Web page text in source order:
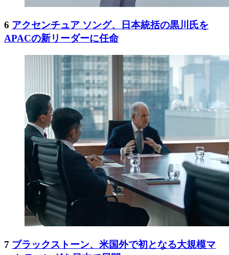
6 アクセンチュア ソング、日本統括の黒川氏を
APACの新リーダーに任命
7 ブラックストーン、米国外で初となる大規模マ